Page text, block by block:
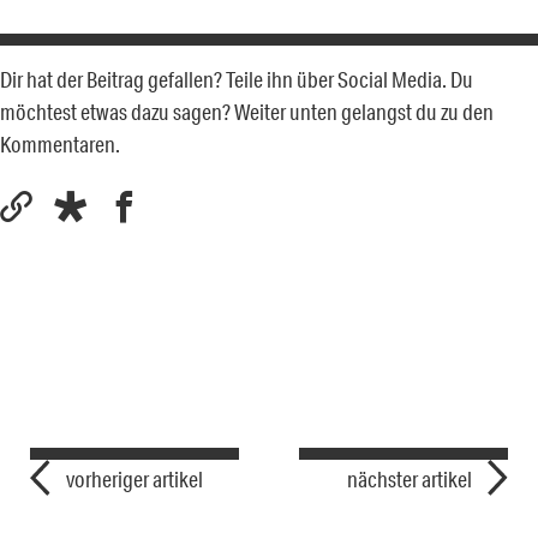
Dir hat der Beitrag gefallen? Teile ihn über Social Media. Du
möchtest etwas dazu sagen? Weiter unten gelangst du zu den
Kommentaren.
vorheriger artikel nächster artikel